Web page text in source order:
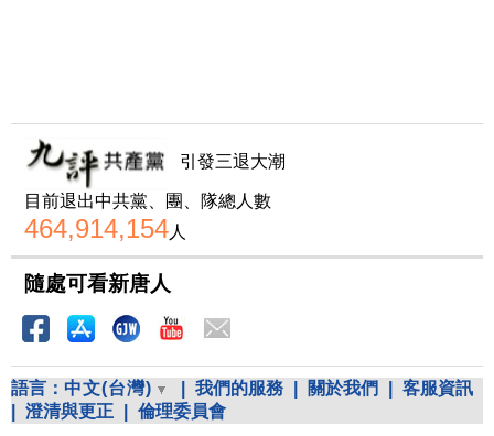
引發三退大潮
目前退出中共黨、團、隊總人數
464,914,154人
隨處可看新唐人
語言： 中文(台灣) 我們的服務 關於我們
客服資訊
澄清與更正 倫理委員會